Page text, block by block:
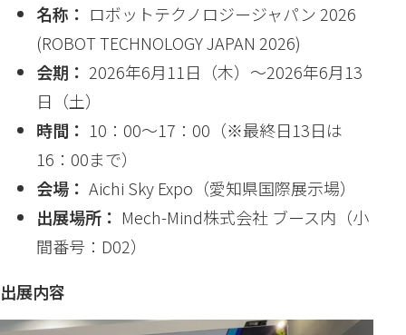
『ロボットテクノロジージャパン2026』ご来場あり
がとうございました
『ロボットテクノロジージャパン2026』出展のお知
らせ
名称： ロボットテクノロジージャパン 2026
(ROBOT TECHNOLOGY JAPAN 2026)
会期： 2026年6月11日（木）～2026年6月13
日（土）
時間： 10：00～17：00（※最終日13日は
16：00まで）
会場： Aichi Sky Expo（愛知県国際展示場）
出展場所： Mech-Mind株式会社 ブース内（小
間番号：D02）
出展内容